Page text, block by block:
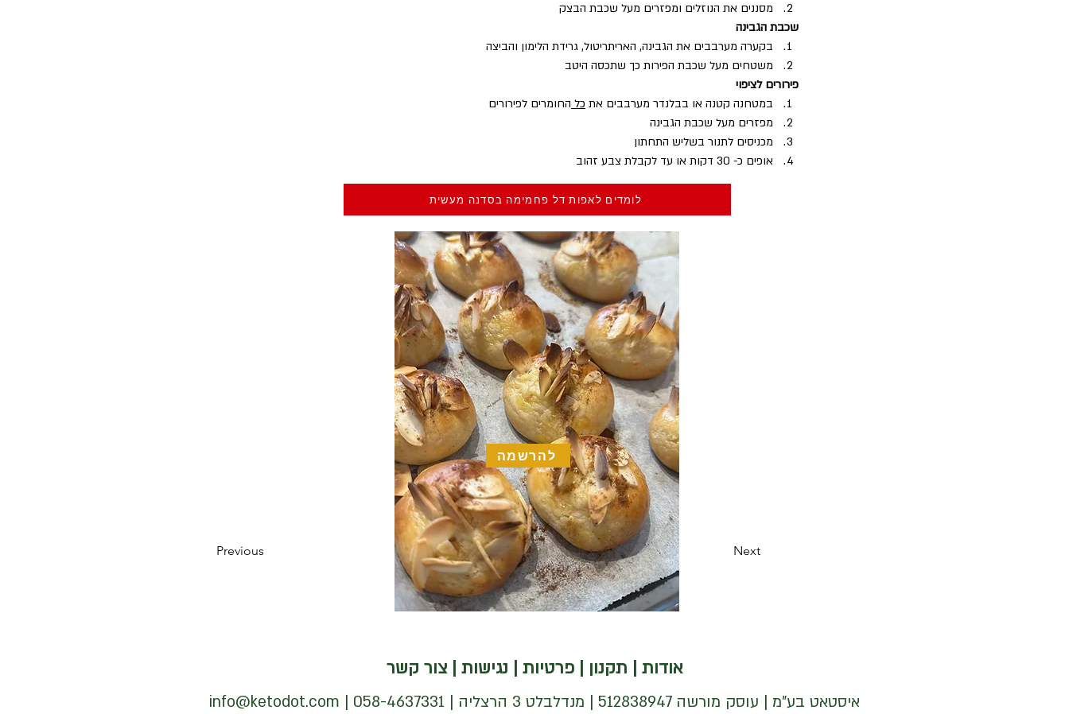
מסננים את הנוזלים ומפזרים מעל שכבת הבצק
שכבת הגבינה
בקערה מערבבים את הגבינה, האריתריטול, גרידת הלימון והביצה
משטחים מעל שכבת הפירות כך שתכסה היטב
פירורים לציפוי
במטחנה קטנה או בבלנדר מערבבים את כל החומרים לפירורים
מפזרים מעל שכבת הגבינה
מכניסים לתנור בשליש התחתון
אופים כ- 30 דקות או עד לקבלת צבע זהוב
לומדים לאפות דל פחמימה בסדנה מעשית
Previous Next
להרשמה
אודות תקנון |פרטיות נגישות |צור קשר
איסטאט בע"מ | עוסק מורשה 512838947 | מנדלבלט 3 הרצליה | 058-4637331 | info@ketodot.com